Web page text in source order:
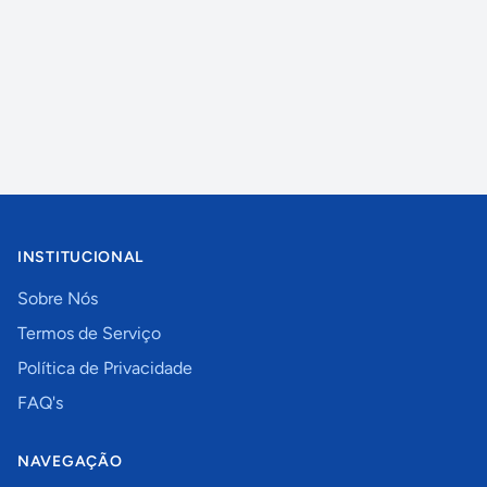
INSTITUCIONAL
Sobre Nós
Termos de Serviço
Política de Privacidade
FAQ's
NAVEGAÇÃO